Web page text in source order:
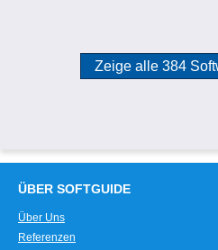
Zeige alle 384
ÜBER SOFTGUIDE
Über Uns
Referenzen